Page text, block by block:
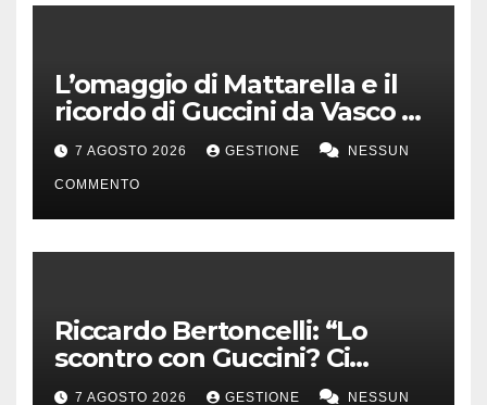
L’omaggio di Mattarella e il
ricordo di Guccini da Vasco a
Milo Manara
7 AGOSTO 2026 GESTIONE NESSUN
COMMENTO
Riccardo Bertoncelli: “Lo
scontro con Guccini? Ci
volevamo bene”
7 AGOSTO 2026 GESTIONE NESSUN